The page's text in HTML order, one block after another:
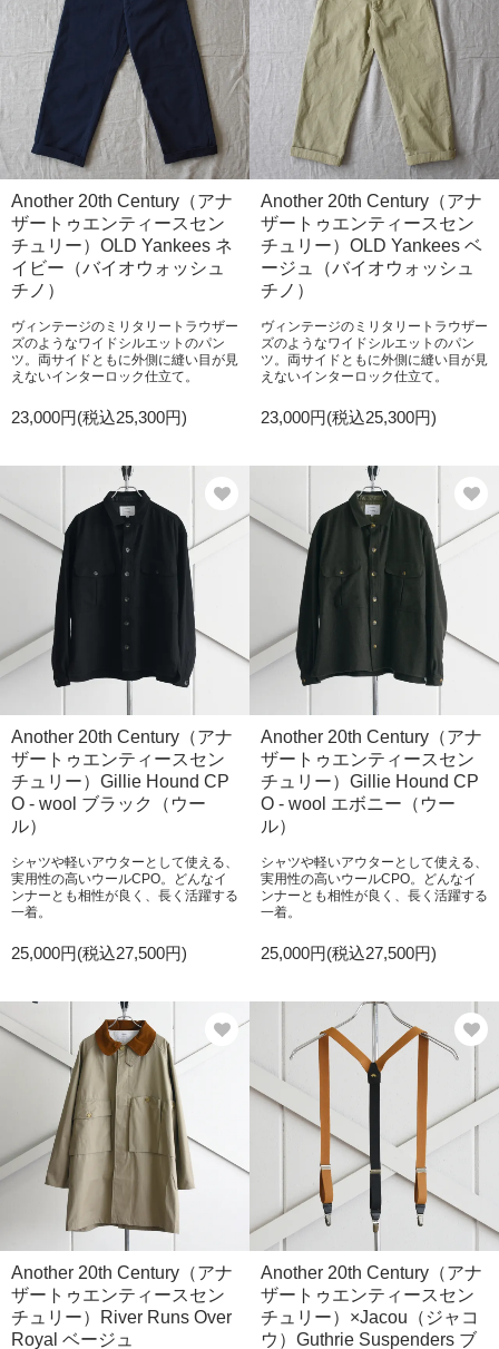
Another 20th Century（アナ
ザートゥエンティースセン
チュリー）OLD Yankees ネ
イビー（バイオウォッシュ
チノ）
ヴィンテージのミリタリートラウザー
ズのようなワイドシルエットのパン
ツ。両サイドともに外側に縫い目が見
えないインターロック仕立て。
23,000円(税込25,300円)
Another 20th Century（アナ
ザートゥエンティースセン
チュリー）OLD Yankees ベ
ージュ（バイオウォッシュ
チノ）
ヴィンテージのミリタリートラウザー
ズのようなワイドシルエットのパン
ツ。両サイドともに外側に縫い目が見
えないインターロック仕立て。
23,000円(税込25,300円)
Another 20th Century（アナ
ザートゥエンティースセン
チュリー）Gillie Hound CP
O - wool ブラック（ウー
ル）
シャツや軽いアウターとして使える、
実用性の高いウールCPO。どんなイ
ンナーとも相性が良く、長く活躍する
一着。
25,000円(税込27,500円)
Another 20th Century（アナ
ザートゥエンティースセン
チュリー）Gillie Hound CP
O - wool エボニー（ウー
ル）
シャツや軽いアウターとして使える、
実用性の高いウールCPO。どんなイ
ンナーとも相性が良く、長く活躍する
一着。
25,000円(税込27,500円)
Another 20th Century（アナ
ザートゥエンティースセン
チュリー）River Runs Over
Royal ベージュ
Another 20th Century（アナ
ザートゥエンティースセン
チュリー）×Jacou（ジャコ
ウ）Guthrie Suspenders ブ